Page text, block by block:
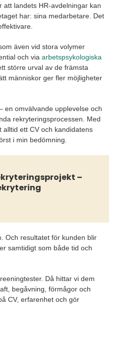
att landets HR-avdelningar kan
har: sina medarbetare. Det
även vid stora volymer
och via arbetspsykologiska
större urval av de främsta
människor ger fler möjligheter
en omvälvande upplevelse och
rekryteringsprocessen. Med
ett CV och kandidatens
i min bedömning.
–
Och resultatet för kunden blir
samtidigt som både tid och
Då hittar vi dem
begåvning, förmågor och
CV, erfarenhet och gör